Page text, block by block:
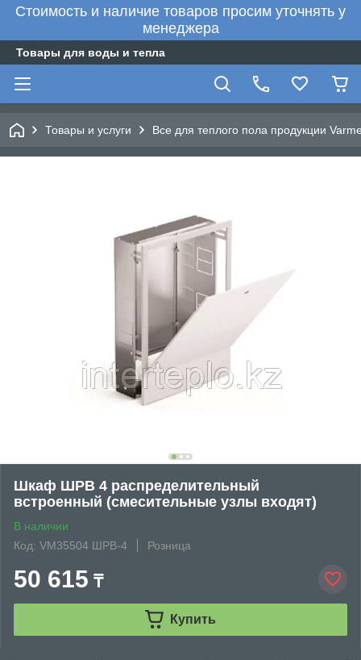
Стоимость и наличие товаров просим уточнять у
менеджера
Товары для воды и тепла
Товары и услуги Все для теплого пола продукции
Шкаф ШРВ 4 распределительный
встроенный (смесительные узлы входят)
В наличии
Код: VM35504 ШРВ-4
Розница
50 615 ₸
Купить